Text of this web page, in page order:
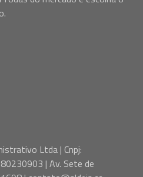
Ltda | Cnpj:
| Av. Sete de